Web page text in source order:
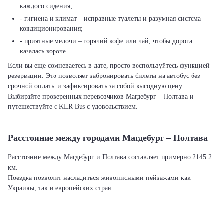
каждого сидения;
- гигиена и климат – исправные туалеты и разумная система
кондиционирования;
- приятные мелочи – горячий кофе или чай, чтобы дорога
казалась короче.
Если вы еще сомневаетесь в дате, просто воспользуйтесь функцией
резервации. Это позволяет забронировать билеты на автобус без
срочной оплаты и зафиксировать за собой выгодную цену.
Выбирайте проверенных перевозчиков Магдебург – Полтава и
путешествуйте с KLR Bus с удовольствием.
Расстояние между городами Магдебург – Полтава
Расстояние между Магдебург и Полтава составляет примерно 2145.2
км.
Поездка позволит насладиться живописными пейзажами как
Украины, так и европейских стран.